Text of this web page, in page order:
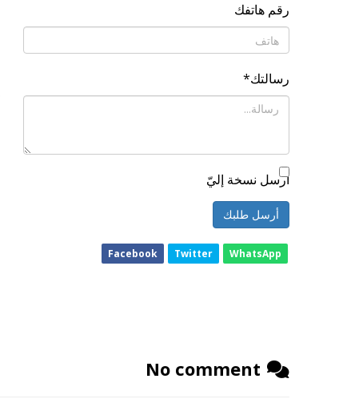
رقم هاتفك
رسالتك*
أرسل نسخة إليّ
أرسل طلبك
Facebook Twitter WhatsApp
No comment